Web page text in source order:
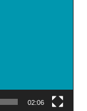
02:06